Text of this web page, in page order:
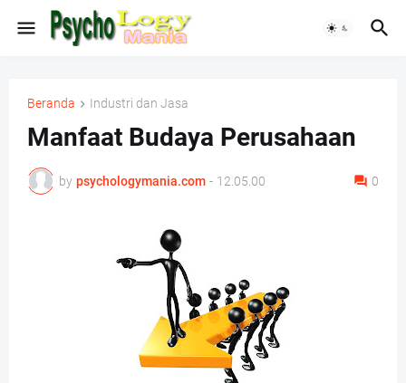
Beranda Industri dan Jasa
Manfaat Budaya Perusahaan
by psychologymania.com - 12.05.00 0